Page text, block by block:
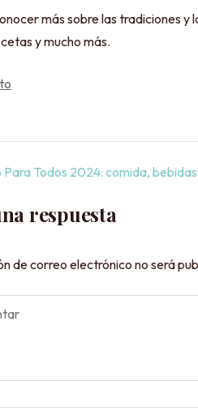
más sobre las tradiciones
y mucho más.
Todos 2024: comida,
respuesta
de correo electrónico no será